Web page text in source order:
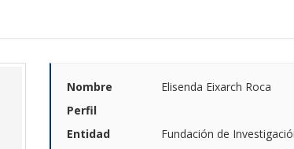
Nombre
Elisenda Eixarch Roca
Perfil
Entidad
Fundación de